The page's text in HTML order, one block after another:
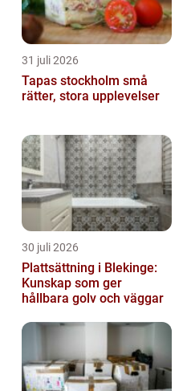
31 juli 2026
Tapas stockholm små
rätter, stora upplevelser
30 juli 2026
Plattsättning i Blekinge:
Kunskap som ger
hållbara golv och väggar